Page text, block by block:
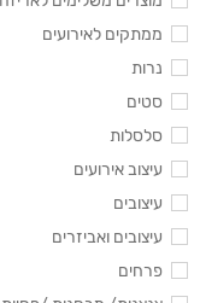
ממתקים לאירועים
נרות
סטים
סלסלות
עיצוב אירועים
עיצובים
עיצובים ואביזרים
פרחים